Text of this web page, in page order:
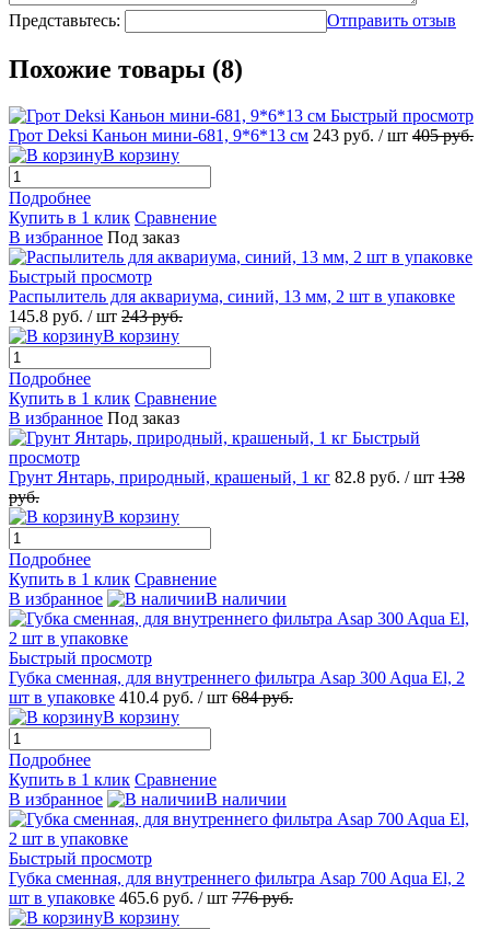
Представьтесь: Отправить отзыв
Похожие товары (8)
Быстрый просмотр
Грот Deksi Каньон мини-681, 9*6*13 см 243 руб. / шт 405руб.
В корзину
Подробнее
Купить в 1 клик Сравнение
В избранное Под заказ
Быстрый просмотр
Распылитель для аквариума, синий, 13 мм, 2 шт в упаковке
145.8 руб. / шт 243руб.
В корзину
Подробнее
Купить в 1 клик Сравнение
В избранное Под заказ
Быстрый
просмотр
Грунт Янтарь, природный, крашеный, 1 кг 82.8 руб. / шт 138
руб.
В корзину
Подробнее
Купить в 1 клик Сравнение
В избранное
В наличии
Быстрый просмотр
Губка сменная, для внутреннего фильтра Asap 300 Aqua El, 2
шт в упаковке 410.4 руб. / шт 684руб.
В корзину
Подробнее
Купить в 1 клик Сравнение
В избранное
В наличии
Быстрый просмотр
Губка сменная, для внутреннего фильтра Asap 700 Aqua El, 2
шт в упаковке 465.6 руб. / шт 776руб.
В корзину